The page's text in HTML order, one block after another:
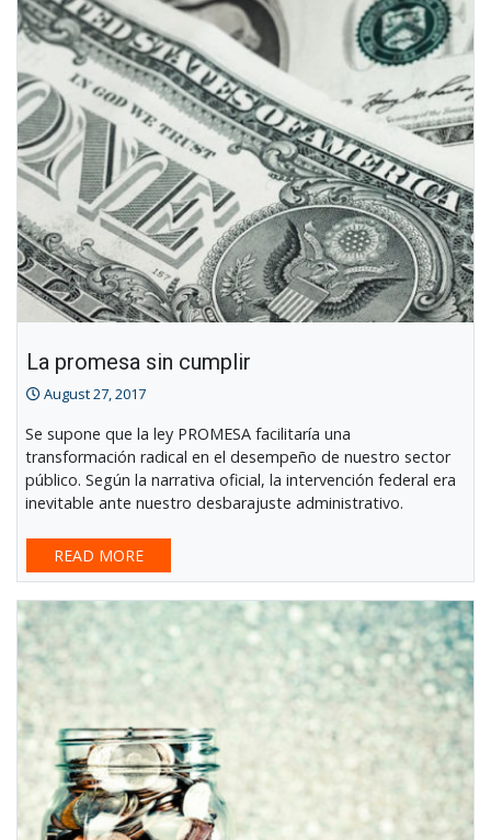
Development
La promesa sin cumplir
August 27, 2017
Se supone que la ley PROMESA facilitaría una
transformación radical en el desempeño de nuestro sector
público. Según la narrativa oficial, la intervención federal era
inevitable ante nuestro desbarajuste administrativo.
READ MORE